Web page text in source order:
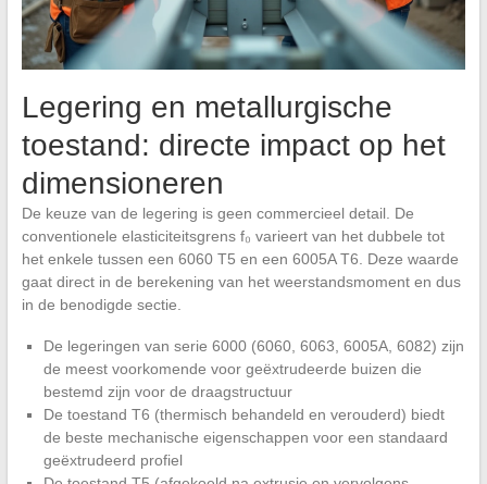
Legering en metallurgische
toestand: directe impact op het
dimensioneren
De keuze van de legering is geen commercieel detail. De
conventionele elasticiteitsgrens f₀ varieert van het dubbele tot
het enkele tussen een 6060 T5 en een 6005A T6. Deze waarde
gaat direct in de berekening van het weerstandsmoment en dus
in de benodigde sectie.
De legeringen van serie 6000 (6060, 6063, 6005A, 6082) zijn
de meest voorkomende voor geëxtrudeerde buizen die
bestemd zijn voor de draagstructuur
De toestand T6 (thermisch behandeld en verouderd) biedt
de beste mechanische eigenschappen voor een standaard
geëxtrudeerd profiel